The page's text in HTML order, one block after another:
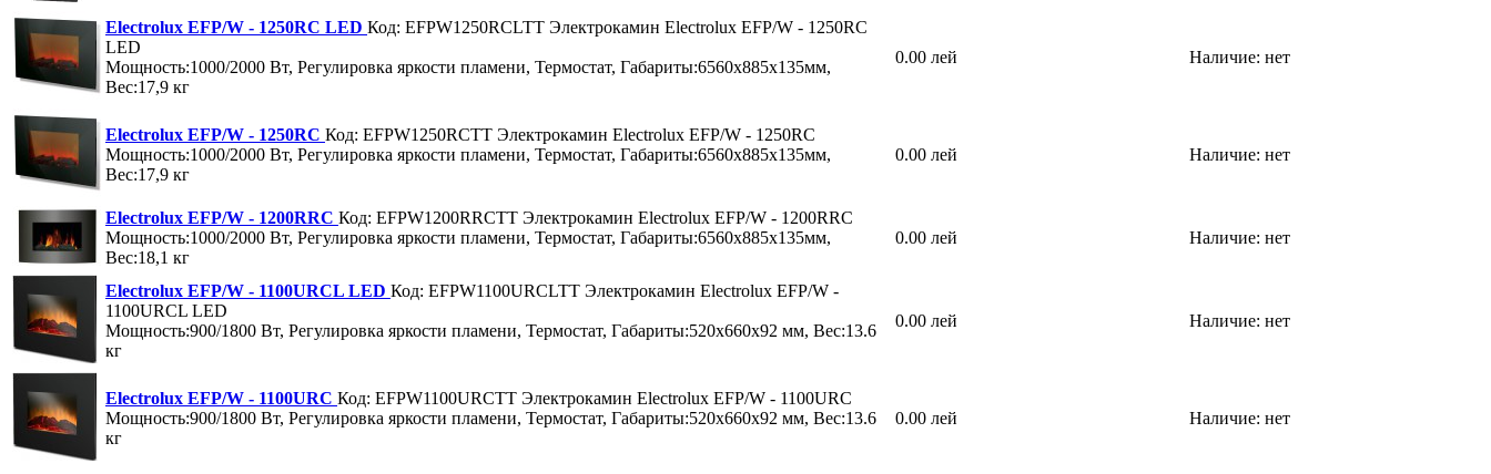
Electrolux EFP/W - 1250RC LED Код: EFPW1250RCLTT Электрокамин Electrolux EFP/W - 1250RC
LED
Мощность:1000/2000 Вт, Регулировка яркости пламени, Термостат, Габариты:6560х885х135мм,
Вес:17,9 кг
0.00 лей Наличие: нет
Electrolux EFP/W - 1250RC Код: EFPW1250RCTT Электрокамин Electrolux EFP/W - 1250RC
Мощность:1000/2000 Вт, Регулировка яркости пламени, Термостат, Габариты:6560х885х135мм,
Вес:17,9 кг
0.00 лей Наличие: нет
Electrolux EFP/W - 1200RRC Код: EFPW1200RRCTT Электрокамин Electrolux EFP/W - 1200RRC
Мощность:1000/2000 Вт, Регулировка яркости пламени, Термостат, Габариты:6560х885х135мм,
Вес:18,1 кг
0.00 лей Наличие: нет
Electrolux EFP/W - 1100URCL LED Код: EFPW1100URCLTT Электрокамин Electrolux EFP/W -
1100URCL LED
Мощность:900/1800 Вт, Регулировка яркости пламени, Термостат, Габариты:520х660х92 мм, Вес:13.6
кг
0.00 лей Наличие: нет
Electrolux EFP/W - 1100URC Код: EFPW1100URCTT Электрокамин Electrolux EFP/W - 1100URC
Мощность:900/1800 Вт, Регулировка яркости пламени, Термостат, Габариты:520х660х92 мм, Вес:13.6
кг
0.00 лей Наличие: нет